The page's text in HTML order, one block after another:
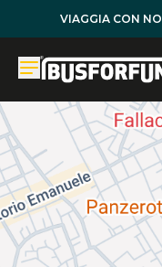
VIAGGIA CON